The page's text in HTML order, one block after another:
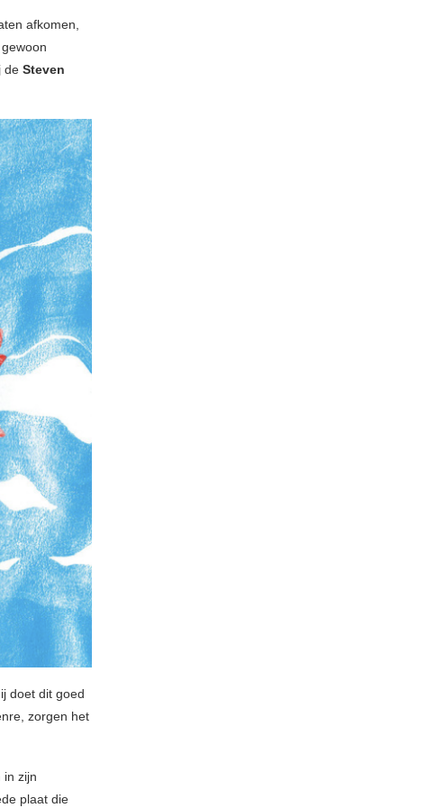
afkomen,
de Steven
doet dit goed
zorgen het
in zijn
plaat die